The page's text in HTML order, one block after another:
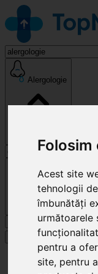
Acest site
tehnologii
îmbunătăți
următoarele
pentru a
site, pentru
Alergologie
Specialități
Clinici
Cluj-Napoca